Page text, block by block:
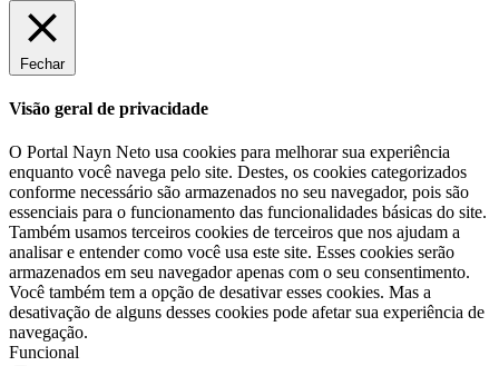
Fechar
Visão geral de privacidade
O Portal Nayn Neto usa cookies para melhorar sua experiência
enquanto você navega pelo site. Destes, os cookies categorizados
conforme necessário são armazenados no seu navegador, pois são
essenciais para o funcionamento das funcionalidades básicas do site.
Também usamos terceiros cookies de terceiros que nos ajudam a
analisar e entender como você usa este site. Esses cookies serão
armazenados em seu navegador apenas com o seu consentimento.
Você também tem a opção de desativar esses cookies. Mas a
desativação de alguns desses cookies pode afetar sua experiência de
navegação.
Funcional